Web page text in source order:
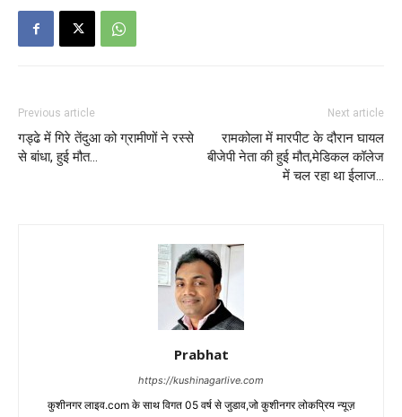
Previous article
गड्ढे में गिरे तेंदुआ को ग्रामीणों ने रस्से
से बांधा, हुई मौत…
Next article
रामकोला में मारपीट के दौरान घायल
बीजेपी नेता की हुई मौत,मेडिकल कॉलेज
में चल रहा था ईलाज…
Prabhat
https://kushinagarlive.com
कुशीनगर लाइव.com के साथ विगत 05 वर्ष से जुडाव,जो कुशीनगर लोकप्रिय न्यूज़